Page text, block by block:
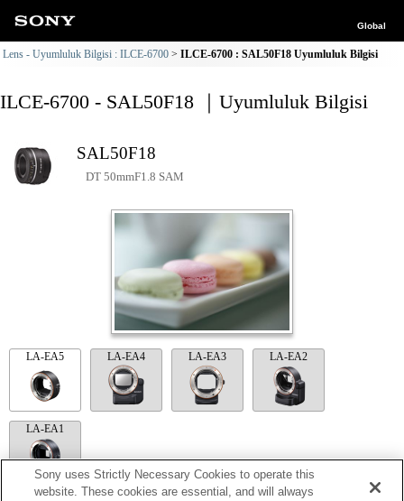
Global
Lens - Uyumluluk Bilgisi : ILCE-6700 ILCE-6700 : SAL50F18 Uyumluluk Bilgisi
ILCE-6700 - SAL50F18 ｜Uyumluluk Bilgisi
SAL50F18
DT 50mmF1.8 SAM
LA-EA5 LA-EA4 LA-EA3 LA-EA2
LA-EA1
Sony uses Strictly Necessary Cookies to operate this
website. These cookies are essential, and will always